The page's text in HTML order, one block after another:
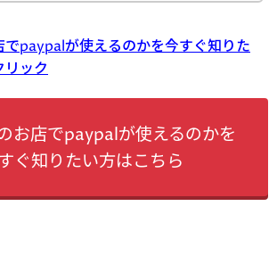
でpaypalが使えるのかを今すぐ知りた
リック
お店でpaypalが使えるのかを
ぐ知りたい方はこちら